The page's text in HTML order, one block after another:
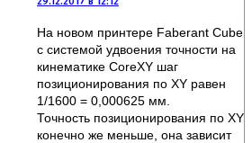
На новом принтере Faberant Cube
с системой удвоения точности на
кинематике CoreXY шаг
позиционирования по XY равен
1/1600 = 0,000625 мм.
Точность позиционирования по XY
конечно же меньше, она зависит